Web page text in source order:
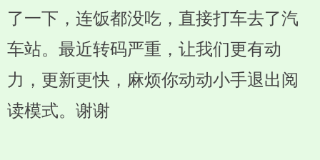
了一下，连饭都没吃，直接打车去了汽
车站。最近转码严重，让我们更有动
力，更新更快，麻烦你动动小手退出阅
读模式。谢谢